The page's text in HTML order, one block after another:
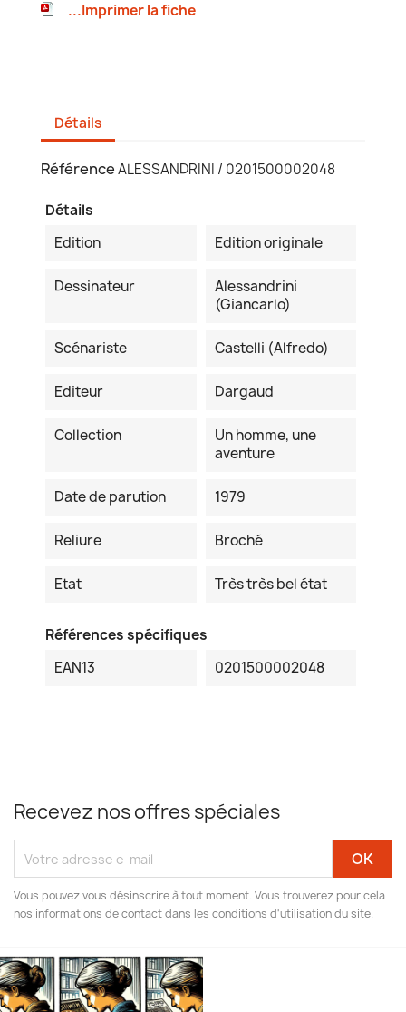
...Imprimer la fiche
Détails
RéférenceALESSANDRINI / 0201500002048
Détails
Edition
Edition originale
Dessinateur
Alessandrini
(Giancarlo)
Scénariste Castelli (Alfredo)
Editeur Dargaud
Collection
Un homme, une
aventure
Date de parution 1979
Reliure Broché
Etat Très très bel état
Références spécifiques
EAN13
0201500002048
Recevez nos offres spéciales
Vous pouvez vous désinscrire à tout moment. Vous trouverez pour cela
nos informations de contact dans les conditions d'utilisation du site.